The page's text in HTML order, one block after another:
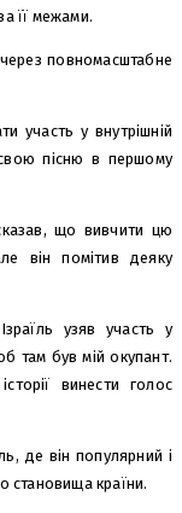
її межами.
через повномасштабне
участь у внутрішній
свою пісню в першому
що вивчити цю
він помітив деяку
узяв участь у
там був мій окупант.
винести голос
де він популярний і
становища країни.